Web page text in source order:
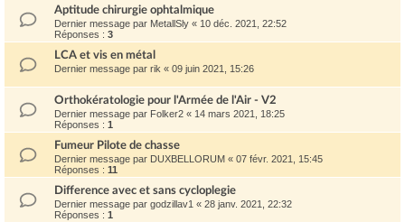
Aptitude chirurgie ophtalmique
Dernier message par MetallSly « 10 déc. 2021, 22:52
Réponses : 3
LCA et vis en métal
Dernier message par rik « 09 juin 2021, 15:26
Orthokératologie pour l'Armée de l'Air - V2
Dernier message par Folker2 « 14 mars 2021, 18:25
Réponses : 1
Fumeur Pilote de chasse
Dernier message par DUXBELLORUM « 07 févr. 2021, 15:45
Réponses : 11
Difference avec et sans cycloplegie
Dernier message par godzillav1 « 28 janv. 2021, 22:32
Réponses : 1